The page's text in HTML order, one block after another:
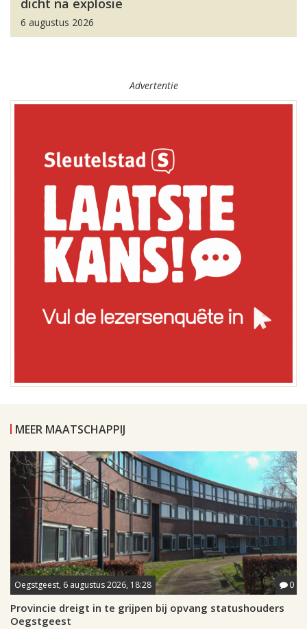
dicht na explosie
6 augustus 2026
Advertentie
MEER MAATSCHAPPIJ
Oegstgeest, 6 augustus 2026, 18:28 0
Provincie dreigt in te grijpen bij opvang statushouders
Oegstgeest